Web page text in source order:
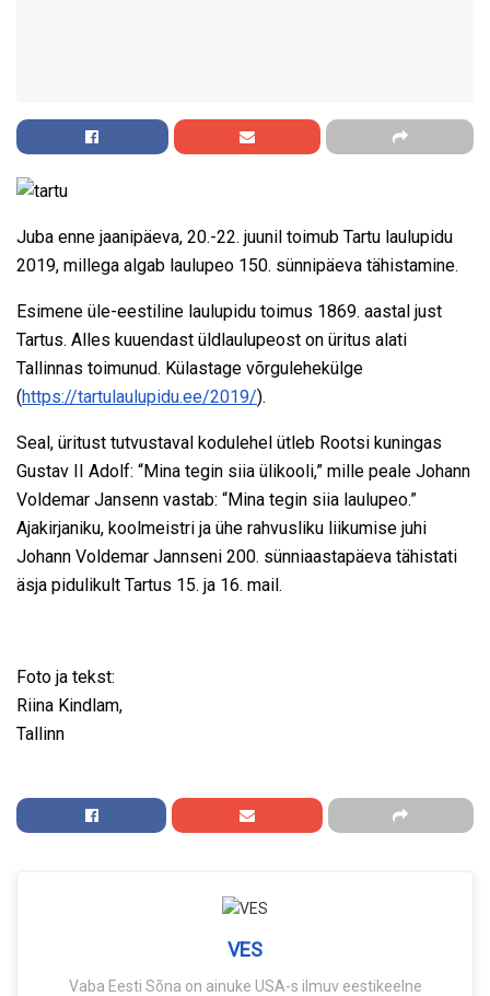
Juba enne jaanipäeva, 20.-22. juunil toimub Tartu laulupidu
2019, millega algab laulupeo 150. sünnipäeva tähistamine.
Esimene üle-eestiline laulupidu toimus 1869. aastal just
Tartus. Alles kuuendast üldlaulupeost on üritus alati
Tallinnas toimunud. Külastage võrgulehekülge
(https://tartulaulupidu.ee/2019/).
Seal, üritust tutvustaval kodulehel ütleb Rootsi kuningas
Gustav II Adolf: “Mina tegin siia ülikooli,” mille peale Johann
Voldemar Jansenn vastab: “Mina tegin siia laulupeo.”
Ajakirjaniku, koolmeistri ja ühe rahvusliku liikumise juhi
Johann Voldemar Jannseni 200. sünniaastapäeva tähistati
äsja pidulikult Tartus 15. ja 16. mail.
Foto ja tekst:
Riina Kindlam,
Tallinn
VES
Vaba Eesti Sõna on ainuke USA-s ilmuv eestikeelne